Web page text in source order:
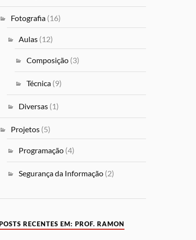
Fotografia (16)
Aulas (12)
Composição (3)
Técnica (9)
Diversas (1)
Projetos (5)
Programação (4)
Segurança da Informação (2)
POSTS RECENTES EM: PROF. RAMON